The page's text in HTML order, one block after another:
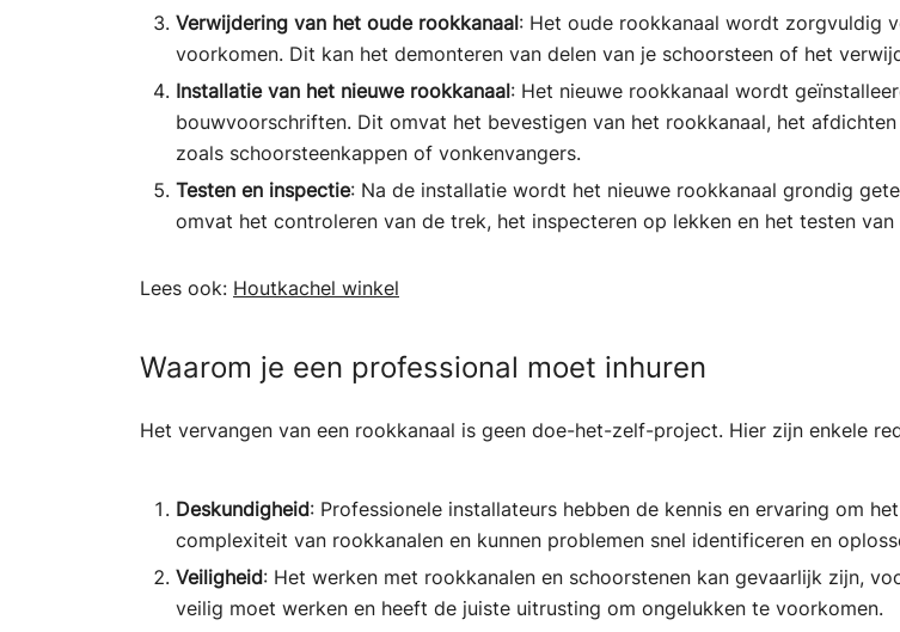
Verwijdering van het oude rookkanaal: Het oude rookkanaal wordt zorgvuldig
voorkomen. Dit kan het demonteren van delen van je schoorsteen of het
Installatie van het nieuwe rookkanaal: Het nieuwe rookkanaal wordt
bouwvoorschriften. Dit omvat het bevestigen van het rookkanaal, het
zoals schoorsteenkappen of vonkenvangers.
Testen en inspectie: Na de installatie wordt het nieuwe rookkanaal grondig
omvat het controleren van de trek, het inspecteren op lekken en het testen
Lees ook: Houtkachel winkel
Waarom je een professional moet inhuren
Het vervangen van een rookkanaal is geen doe-het-zelf-project. Hier zijn enkele
Deskundigheid: Professionele installateurs hebben de kennis en ervaring om
complexiteit van rookkanalen en kunnen problemen snel identificeren en
Veiligheid: Het werken met rookkanalen en schoorstenen kan gevaarlijk zijn,
veilig moet werken en heeft de juiste uitrusting om ongelukken te voorkomen.